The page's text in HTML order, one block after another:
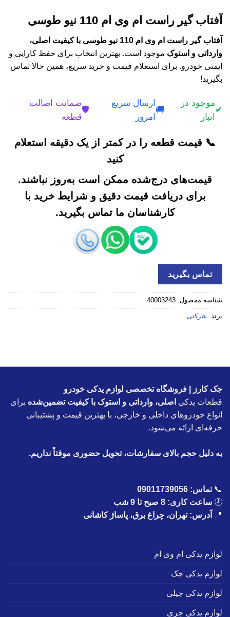
آفتاب گیر راست ام وی ام 110 نیو طوسی
آفتاب گیر راست ام وی ام 110 نیو طوسی با کیفیت اصلی،
وارداتی و استوک موجود است. بهترین انتخاب برای حفظ کارایی و
ایمنی خودرو. برای استعلام قیمت و خرید سریع، همین حالا تماس
بگیرید!
✔
موجود در
انبار
🚚
ارسال سریع
امروز
🛡️
ضمانت اصالت
قطعه
📞 قیمت قطعه را در کمتر از یک دقیقه استعلام
کنید
قیمت‌های درج‌شده ممکن است به‌روز نباشند.
برای دریافت قیمت دقیق و شرایط خرید با
کارشناسان ما تماس بگیرید.
تماس بگیرید
شناسه محصول: 40003243
برند: شرکتی
جک کارز | فروشگاه تخصصی لوازم یدکی خودرو
قطعات یدکی اصلی، وارداتی و استوک با کیفیت تضمین‌شده برای
انواع خودروهای داخلی و خارجی، با بهترین قیمت و پشتیبانی
حرفه‌ای ارائه می‌شود.
به دلیل حجم بالای سفارشات، تحویل حضوری موقتاً نداریم.
📞تماس: 09011739056
🕗 ساعت کاری: 8 صبح تا 9 شب
📍
آدرس: تهران، چراغ برق، پاساژ کاشانی
لوازم یدکی ام وی ام
لوازم یدکی جک
لوازم یدکی جیلی
لوازم یدکی چری